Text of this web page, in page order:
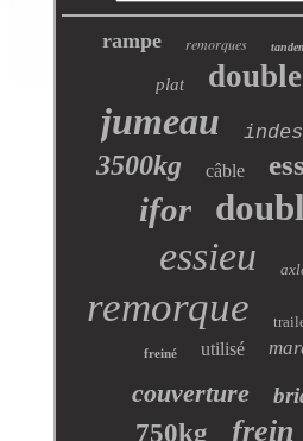
rampe remorques
plat
jumeau
3500kg câble
ifor
essieu
remorque
freiné utilisé
couverture
750kg frein